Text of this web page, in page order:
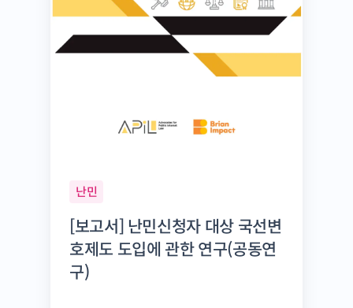
난민
[보고서] 난민신청자 대상 국선변
호제도 도입에 관한 연구(공동연
구)